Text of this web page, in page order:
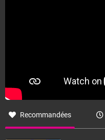
Recommandées